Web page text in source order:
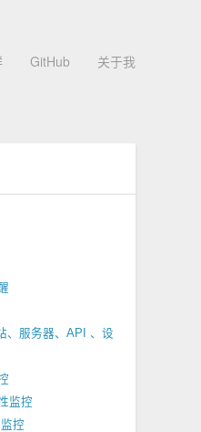
GitHub 关于我
、服务器、API 、设
监控
控